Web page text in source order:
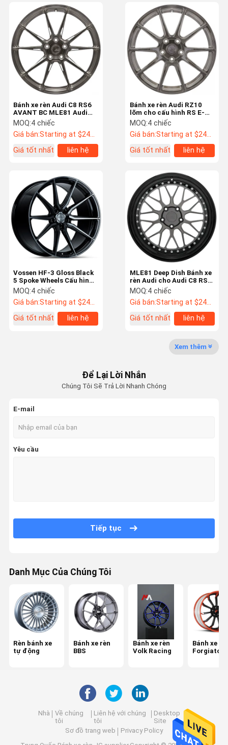
Nhà
Các Sản
Về Chúng Tôi Tham Quan
Nhà Máy
Kiểm Soát
Liên Hệ
Các Trường
Bánh xe rèn BBS
Bánh xe rèn Forgiato
Bánh xe rèn Vossen
Bánh xe rèn của Porsche
Bánh xe rèn Lexani
Bánh xe rèn Rotiform
Bánh xe rèn Ferrari
Bánh xe rèn Monoblock
Bánh xe rèn Audi RZ10
lõm cho cấu hình RS E-
TRON GT Monoblock
MOQ:4 chiếc
Giá bán:Starting at $242 US Dollars ea
Giá tốt nhất
liên hệ
Bánh xe rèn Audi C8 RS6
AVANT BC MLE81 Audi
OEM
MOQ:4 chiếc
Giá bán:Starting at $242 US Dollars ea
Giá tốt nhất
liên hệ
MLE81 Deep Dish Bánh xe
rèn Audi cho Audi C8 RS6
AVANT
MOQ:4 chiếc
Giá bán:Starting at $242 US Dollars ea
Giá tốt nhất
liên hệ
Vossen HF-3 Gloss Black
5 Spoke Wheels Cấu hình
Monoblock
MOQ:4 chiếc
Giá bán:Starting at $242 US Dollars ea
Giá tốt nhất
liên hệ
Xem thêm
Để Lại Lời Nhắn
Chúng Tôi Sẽ Trả Lời Nhanh Chóng
E-mail
Yêu cầu
Tiếp tục
Danh Mục Của Chúng Tôi
Rèn bánh xe
tự động
Bánh xe rèn
BBS
Bánh xe rèn
Volk Racing
Bánh xe
Forgiato
Nhà
Về chúng
tôi
Liên hệ với chúng
tôi
Desktop
Site
Sơ đồ trang web
Privacy Policy